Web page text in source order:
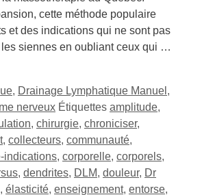
cette méthode populaire
et des indications qui ne sont pas
siennes en oubliant ceux qui …
, Drainage Lymphatique Manuel ,
nerveux Étiquettes amplitude,
, chirurgie, chroniciser,
, collecteurs, communauté,
indications, corporelle, corporels,
, dendrites, DLM, douleur, Dr
, élasticité, enseignement, entorse,